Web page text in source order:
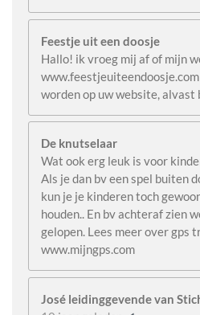
Feestje uit een doosje
Hallo! ik vroeg mij af of mijn
worden op uw website, alvast
De knutselaar
Wat ook erg leuk is voor
Als je dan bv een spel buiten
kun je je kinderen toch
houden.. En bv achteraf zien
gelopen. Lees meer over gps
www.mijngps.com
José leidinggevende van